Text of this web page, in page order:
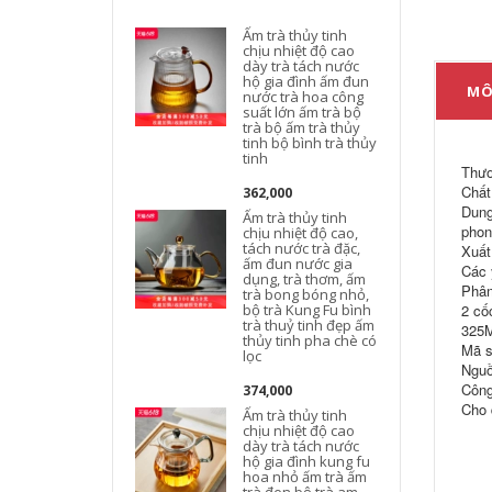
Ấm trà thủy tinh
chịu nhiệt độ cao
dày trà tách nước
hộ gia đình ấm đun
nước trà hoa công
suất lớn ấm trà bộ
trà bộ ấm trà thủy
tinh bộ bình trà thủy
tinh
362,000
Ấm trà thủy tinh
chịu nhiệt độ cao,
tách nước trà đặc,
ấm đun nước gia
dụng, trà thơm, ấm
trà bong bóng nhỏ,
bộ trà Kung Fu bình
trà thuỷ tinh đẹp ấm
thủy tinh pha chè có
lọc
374,000
Ấm trà thủy tinh
chịu nhiệt độ cao
dày trà tách nước
hộ gia đình kung fu
hoa nhỏ ấm trà ấm
Các
2
Mã
Cho